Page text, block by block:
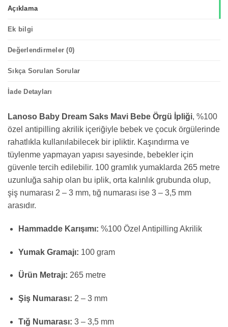
Açıklama
Ek bilgi
Değerlendirmeler (0)
Sıkça Sorulan Sorular
İade Detayları
Lanoso Baby Dream Saks Mavi Bebe Örgü İpliği, %100
özel antipilling akrilik içeriğiyle bebek ve çocuk örgülerinde
rahatlıkla kullanılabilecek bir ipliktir. Kaşındırma ve
tüylenme yapmayan yapısı sayesinde, bebekler için
güvenle tercih edilebilir. 100 gramlık yumaklarda 265 metre
uzunluğa sahip olan bu iplik, orta kalınlık grubunda olup,
şiş numarası 2 – 3 mm, tığ numarası ise 3 – 3,5 mm
arasıdır.
Hammadde Karışımı: %100 Özel Antipilling Akrilik
Yumak Gramajı: 100 gram
Ürün Metrajı: 265 metre
Şiş Numarası: 2 – 3 mm
Tığ Numarası: 3 – 3,5 mm